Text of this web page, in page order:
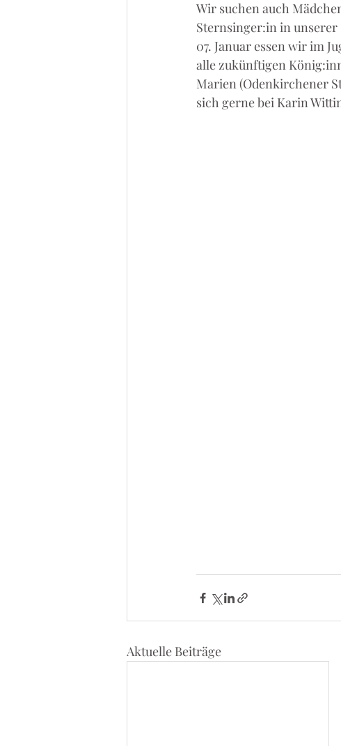
Wir suchen auch
Sternsinger:in in unserer
07. Januar essen wir im
alle zukünftigen
Marien (Odenkirchener
sich gerne bei Karin
Aktuelle Beiträge